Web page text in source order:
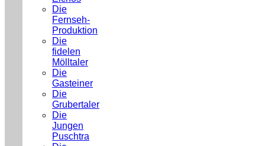
Die
Fernseh-
Produktion
Die
fidelen
Mölltaler
Die
Gasteiner
Die
Grubertaler
Die
Jungen
Puschtra